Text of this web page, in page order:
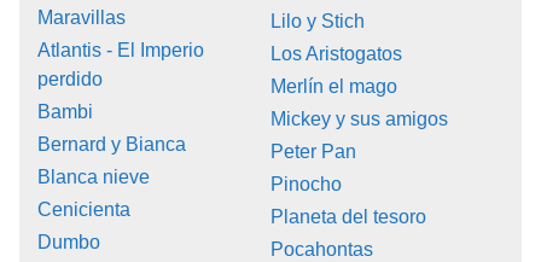
Maravillas
Atlantis - El Imperio
perdido
Bambi
Bernard y Bianca
Blanca nieve
Cenicienta
Dumbo
Lilo y Stich
Los Aristogatos
Merlín el mago
Mickey y sus amigos
Peter Pan
Pinocho
Planeta del tesoro
Pocahontas